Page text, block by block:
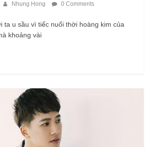
Nhung Hong 0 Comments
ta u sầu vì tiếc nuối thời hoàng kim của
khoảng vài